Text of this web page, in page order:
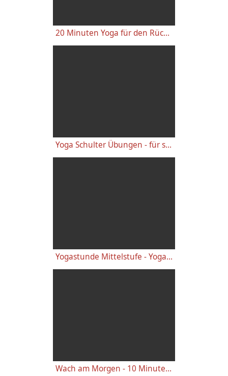
20 Minuten Yoga für den Rücken - Anfänger-Level
Yoga Schulter Übungen - für starke gesunde Schultern, gegen Schulterschmerzen
Yogastunde Mittelstufe - Yoga Vidya Grundreihe
Wach am Morgen - 10 Minuten Yogastunde für Energie